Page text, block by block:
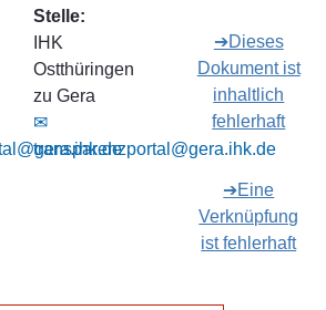
Stelle:
IHK
Ostthüringen
zu Gera
✉
transparenzportal@gera.ihk.de
➔Dieses
Dokument ist
inhaltlich
fehlerhaft
➔Eine
Verknüpfung
ist fehlerhaft